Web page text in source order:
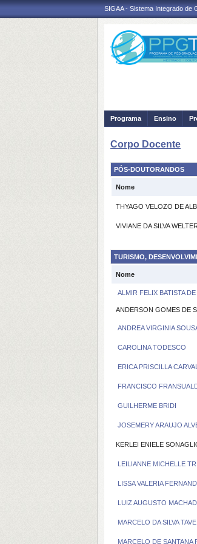
SIGAA - Sistema Integrado de
Programa Ensino
Corpo Docente
PÓS-DOUTORANDOS
Nome
THYAGO VELOZO DE
VIVIANE DA SILVA WELTER
TURISMO,
Nome
ALMIR FELIX BATISTA
ANDERSON GOMES DE
ANDREA VIRGINIA
CAROLINA TODESCO
ERICA PRISCILLA
FRANCISCO
GUILHERME BRIDI
JOSEMERY ARAUJO
KERLEI ENIELE
LEILIANNE MICHELLE
LISSA VALERIA
LUIZ AUGUSTO
MARCELO DA SILVA
MARCELO DE SANTANA